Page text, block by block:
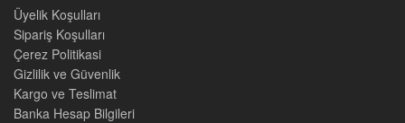
Üyelik Koşulları
Sipariş Koşulları
Çerez Politikasi
Gizlilik ve Güvenlik
Kargo ve Teslimat
Banka Hesap Bilgileri